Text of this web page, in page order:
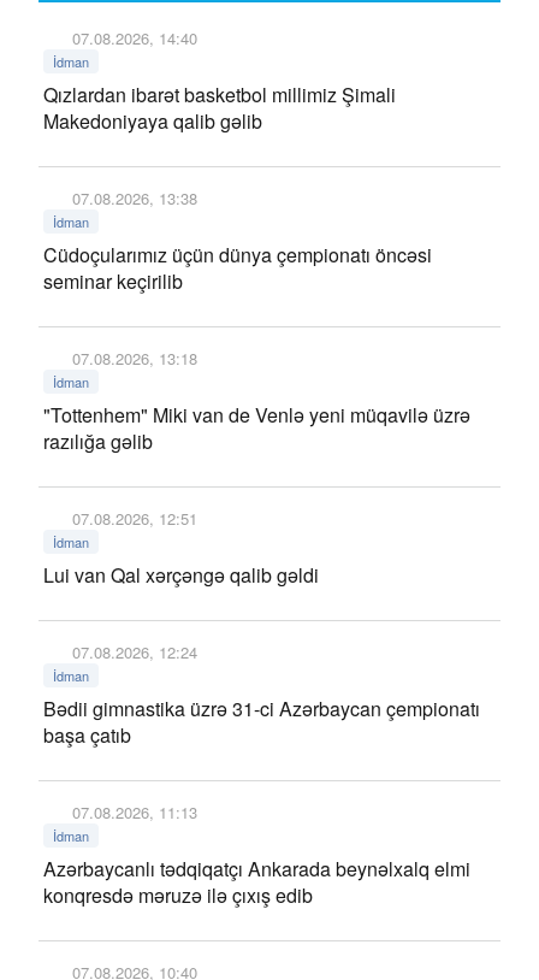
07.08.2026, 14:40
İdman
Qızlardan ibarət basketbol millimiz Şimali
Makedoniyaya qalib gəlib
07.08.2026, 13:38
İdman
Cüdoçularımız üçün dünya çempionatı öncəsi
seminar keçirilib
07.08.2026, 13:18
İdman
"Tottenhem" Miki van de Venlə yeni müqavilə üzrə
razılığa gəlib
07.08.2026, 12:51
İdman
Lui van Qal xərçəngə qalib gəldi
07.08.2026, 12:24
İdman
Bədii gimnastika üzrə 31-ci Azərbaycan çempionatı
başa çatıb
07.08.2026, 11:13
İdman
Azərbaycanlı tədqiqatçı Ankarada beynəlxalq elmi
konqresdə məruzə ilə çıxış edib
07.08.2026, 10:40